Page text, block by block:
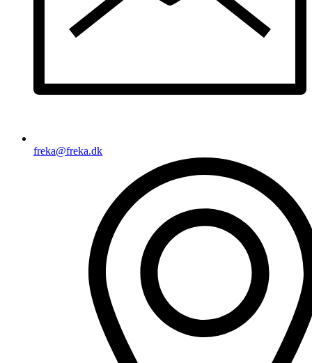
freka@freka.dk